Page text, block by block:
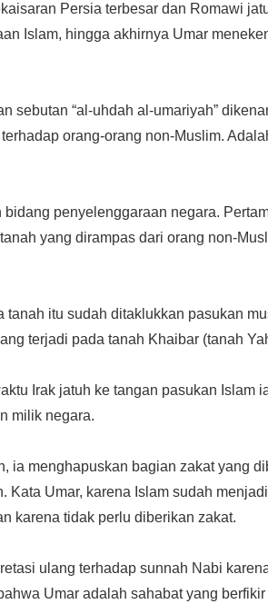
Persia terbesar dan Romawi
Islam, hingga akhirnya Umar
sebutan “al-uhdah al-umariyah”
orang-orang non-Muslim.
penyelenggaraan negara.
yang dirampas dari orang non-
itu sudah ditaklukkan pasukan
terjadi pada tanah Khaibar (tanah
Irak jatuh ke tangan pasukan Islam
milik negara.
ia menghapuskan bagian zakat yang
Kata Umar, karena Islam sudah
karena tidak perlu diberikan zakat.
ulang terhadap sunnah Nabi
Umar adalah sahabat yang